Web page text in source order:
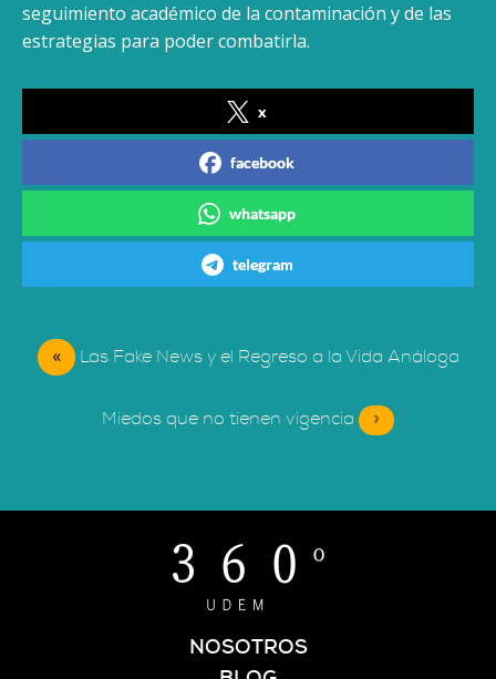
seguimiento académico de la contaminación y de las
estrategias para poder combatirla.
x
facebook
whatsapp
telegram
« Las Fake News y el Regreso a la Vida Análoga
Miedos que no tienen vigencia »
NOSOTROS